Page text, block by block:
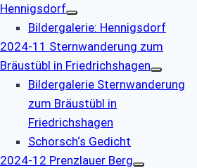
Hennigsdorf
Bildergalerie: Hennigsdorf
2024-11 Sternwanderung zum
Bräustübl in Friedrichshagen
Bildergalerie Sternwanderung
zum Bräustübl in
Friedrichshagen
Schorsch‘s Gedicht
2024-12 Prenzlauer Berg